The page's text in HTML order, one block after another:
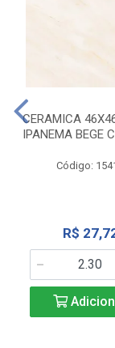
CERAMICA
IPANEMA BEGE
Código:
R$